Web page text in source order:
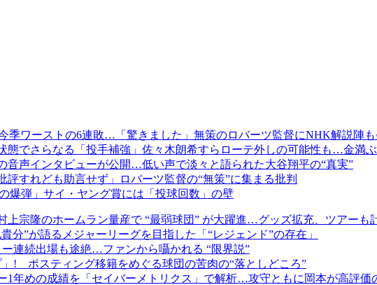
季ワーストの6連敗…「驚きました」無策のロバーツ監督にNHK解説陣も
態でさらなる「投手補強」佐々木朗希すらローテ外しの可能性も…金満
音声インタビューが公開…低い声で淡々と語られた大谷翔平の“真実”
すれども助言せず」ロバーツ監督の“無策”に集まる批判
爆弾」サイ・ヤング賞には「投球回数」の壁
上宗隆のホームラン量産で “最弱球団” が大躍進…グッズ拡充、ツアーも
分”が語るメジャーリーグを目指した「“レジェンド”の存在」
連続出場も途絶…ファンから囁かれる “限界説”
! ポスティング移籍をめぐる球団の苦肉の“落としどころ”
1年めの成績を「セイバーメトリクス」で解析…攻守ともに岡本が高評価